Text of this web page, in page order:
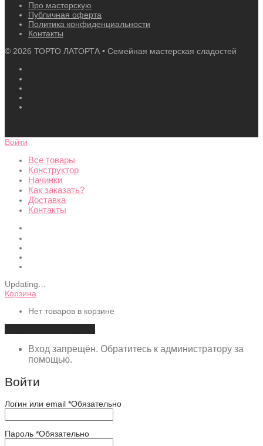
Про мастерскую
Публичная оферта
Политика конфиденциальности
Контакты
© 2026 ТОРТО ЛАТОРТА • Семейная мастерская сладостей
Войти
Все товары
Конструктор
Начинки
Как заказать?
Доставка
Контакты
Updating…
Корзина
Нет товаров в корзине
Вход запрещён. Обратитесь к администратору за
помощью.
Войти
Логин или email *Обязательно
Пароль *Обязательно